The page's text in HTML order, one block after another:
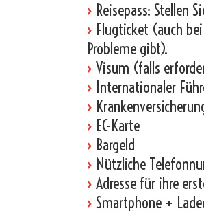
› Reisepass: Stellen
› Flugticket (auch
Probleme gibt).
› Visum (falls
› Internationaler
›
› EC-Karte
› Bargeld
› Nützliche
› Adresse für ihre
› Smartphone +